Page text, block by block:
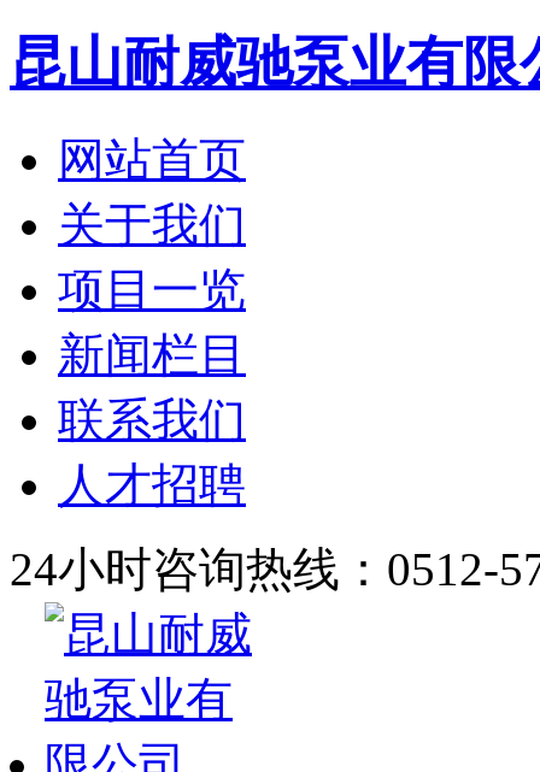
昆山耐威驰泵业有限
网站首页
关于我们
项目一览
新闻栏目
联系我们
人才招聘
24小时咨询热线： 0512-